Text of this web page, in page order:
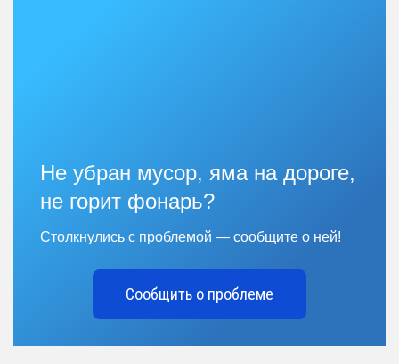
Не убран мусор, яма на дороге,
не горит фонарь?
Столкнулись с проблемой — сообщите о ней!
Сообщить о проблеме